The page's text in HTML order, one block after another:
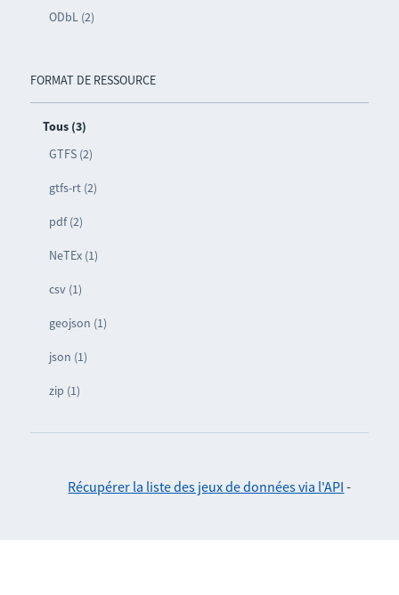
ODbL (2)
FORMAT DE RESSOURCE
Tous (3)
GTFS (2)
gtfs-rt (2)
pdf (2)
NeTEx (1)
csv (1)
geojson (1)
json (1)
zip (1)
Récupérer la liste des jeux de données via l'API -